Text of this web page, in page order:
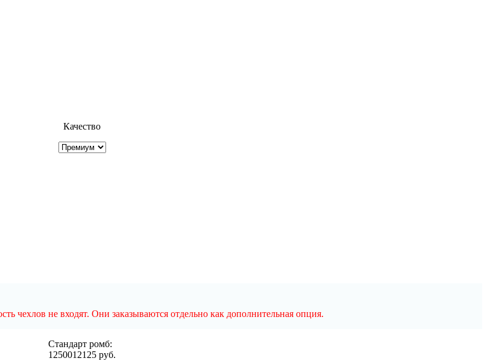
Качество
не входят. Они заказываются отдельно как дополнительная опция.
Cтандарт ромб:
1250012125 руб.